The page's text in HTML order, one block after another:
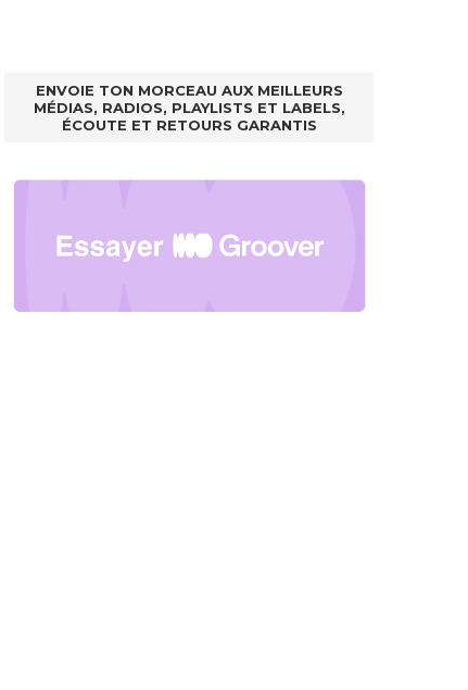
ENVOIE TON MORCEAU AUX MEILLEURS
MÉDIAS, RADIOS, PLAYLISTS ET LABELS,
ÉCOUTE ET RETOURS GARANTIS